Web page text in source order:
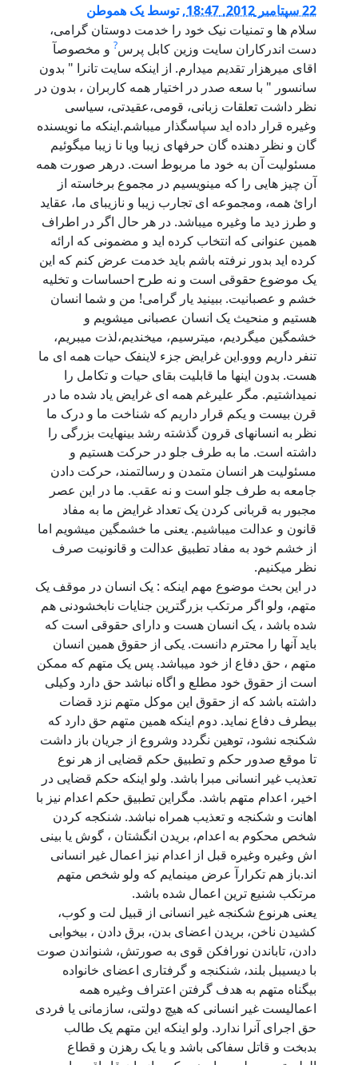
22 سپتامبر 2012, 18:47 ,توسط یک هموطن
سلام ها و تمنیات نیک خود را خدمت دوستان گرامی،
دست اندرکاران سایت وزین کابل پرس? و مخصوصآ
اقای میرهزار تقدیم میدارم. از اینکه سایت تانرا " بدون
سانسور " با سعه صدر در اختیار همه کاربران ، بدون در
نظر داشت تعلقات زبانی، قومی،عقیدتی، سیاسی
وغیره قرار داده اید سپاسگذار میباشم.اینکه ما نویسنده
گان و نظر دهنده گان حرفهای زیبا ویا نا زیبا میگوئیم
مسئولیت آن به خود ما مربوط است. درهر صورت همه
آن چیز هایی را که مینویسیم در مجموع برخاسته از
ارائ همه، ومجموعه ای تجارب زیبا و نازیبای ما، عقاید
و طرز دید ما وغیره میباشد. در هر حال اگر در اطراف
همین عنوانی که انتخاب کرده اید و مضمونی که ارائه
کرده اید بدور نرفته باشم باید خدمت عرض کنم که این
یک موضوع حقوقی است و نه طرح احساسات و تخلیه
خشم و عصبانیت. ببینید یار گرامی! من و شما انسان
هستیم و منحیث یک انسان عصبانی میشویم و
خشمگین میگردیم، میترسیم، میخندیم،لذت میبریم،
تنفر داریم ووو.این غرایض جزء لاینفک حیات همه ای ما
هست. بدون اینها ما قابلیت بقای حیات و تکامل را
نمیداشتیم. مگر علیرغم همه ای غرایض یاد شده ما در
قرن بیست و یکم قرار داریم که شناخت ما و درک ما
نظر به انسانهای قرون گذشته رشد بینهایت بزرگی را
داشته است. ما به طرف جلو در حرکت هستیم و
مسئولیت هر انسان متمدن و رسالتمند، حرکت دادن
جامعه به طرف جلو است و نه عقب. ما در این عصر
مجبور به قربانی کردن یک تعداد غرایض ما به مفاد
قانون و عدالت میباشیم. یعنی ما خشمگین میشویم اما
از خشم خود به مفاد تطبیق عدالت و قانونیت صرف
نظر میکنیم.
در این بحث موضوع مهم اینکه : یک انسان در موقف یک
متهم، ولو اگر مرتکب بزرگترین جنایات نابخشودنی هم
شده باشد ، یک انسان هست و دارای حقوقی است که
باید آنها را محترم دانست. یکی از حقوق همین انسان
متهم ، حق دفاع از خود میباشد. پس یک متهم که ممکن
است از حقوق خود مطلع و اگاه نباشد حق دارد وکیلی
داشته باشد که از حقوق این موکل متهم نزد قضات
بیطرف دفاع نماید. دوم اینکه همین متهم حق دارد که
شکنجه نشود، توهین نگردد وشروع از جریان باز داشت
تا موقع صدور حکم و تطبیق حکم قضایی از هر نوع
تعذیب غیر انسانی مبرا باشد. ولو اینکه حکم قضایی در
اخیر، اعدام متهم باشد. مگراین تطبیق حکم اعدام نیز با
اهانت و شکنجه و تعذیب همراه نباشد. شنکجه کردن
شخص محکوم به اعدام، بریدن انگشتان ، گوش یا بینی
اش وغیره وغیره قبل از اعدام نیز اعمال غیر انسانی
اند.باز هم تکرارآ عرض مینمایم که ولو شخص متهم
مرتکب شنیع ترین اعمال شده باشد.
یعنی هرنوع شکنجه غیر انسانی از قبیل لت و کوب،
کشیدن ناخن، بریدن اعضای بدن، برق دادن ، بیخوابی
دادن، تاباندن نورافکن قوی به صورتش، شنواندن صوت
با دیسیبل بلند، شنکنجه و گرفتاری اعضای خانواده
بیگناه متهم به هدف گرفتن اعتراف وغیره همه
اعمالیست غیر انسانی که هیچ دولتی، سازمانی یا فردی
حق اجرای آنرا ندارد. ولو اینکه این متهم یک طالب
بدبخت و قاتل سفاکی باشد و یا یک رهزن و قطاع